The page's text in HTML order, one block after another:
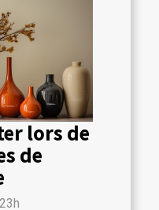
lors de
de